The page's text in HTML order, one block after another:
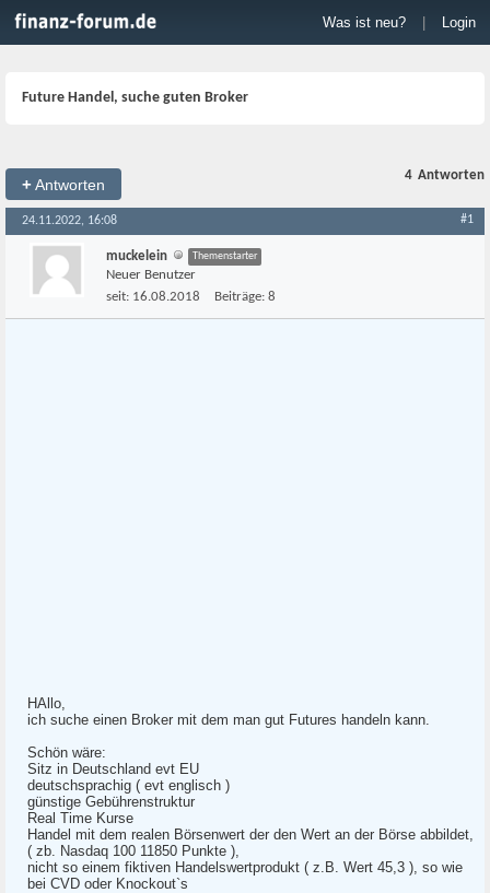
Was ist neu? Login
Future Handel, suche guten Broker
+Antworten
4 Antworten
24.11.2022, 16:08 #1
muckelein Themenstarter
Neuer Benutzer
seit: 16.08.2018 Beiträge: 8
HAllo,
ich suche einen Broker mit dem man gut Futures handeln kann.
Schön wäre:
Sitz in Deutschland evt EU
deutschsprachig ( evt englisch )
günstige Gebührenstruktur
Real Time Kurse
Handel mit dem realen Börsenwert der den Wert an der Börse abbildet,
( zb. Nasdaq 100 11850 Punkte ),
nicht so einem fiktiven Handelswertprodukt ( z.B. Wert 45,3 ), so wie
bei CVD oder Knockout`s